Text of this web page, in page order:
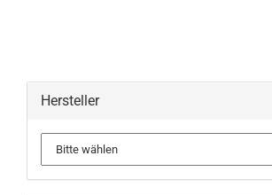
Hersteller